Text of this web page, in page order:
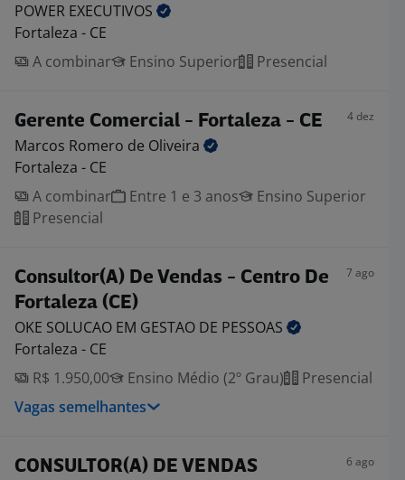
POWER EXECUTIVOS
Fortaleza - CE
A combinar
Ensino Superior Presencial
Gerente Comercial - Fortaleza - CE 4 dez
Marcos Romero de Oliveira
Fortaleza - CE
A combinar
Entre 1 e 3 anos
Ensino Superior
Presencial
Consultor(A) De Vendas - Centro De
Fortaleza (CE)
7 ago
OKE SOLUCAO EM GESTAO DE PESSOAS
Fortaleza - CE
R$ 1.950,00
Ensino Médio (2º Grau)
Presencial
Vagas semelhantes
CONSULTOR(A) DE VENDAS 6 ago